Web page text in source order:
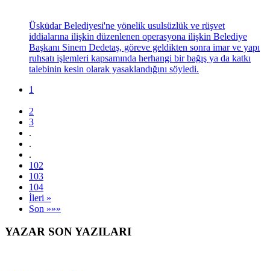
Üsküdar Belediyesi'ne yönelik usulsüzlük ve rüşvet
iddialarına ilişkin düzenlenen operasyona ilişkin Belediye
Başkanı Sinem Dedetaş, göreve geldikten sonra imar ve yapı
ruhsatı işlemleri kapsamında herhangi bir bağış ya da katkı
talebinin kesin olarak yasaklandığını söyledi.
1
2
3
.
.
.
102
103
104
İleri »
Son »»»
YAZAR SON YAZILARI